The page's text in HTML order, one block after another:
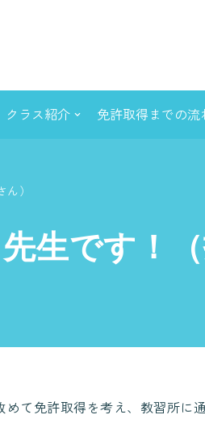
クラス紹介 免許取得までの流
）
生です！
て免許取得を考え、教習所に